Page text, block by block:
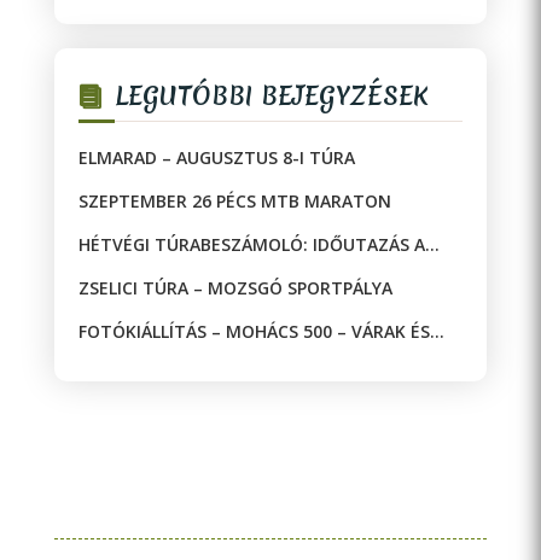
LEGUTÓBBI BEJEGYZÉSEK
ELMARAD – AUGUSZTUS 8-I TÚRA
SZEPTEMBER 26 PÉCS MTB MARATON
HÉTVÉGI TÚRABESZÁMOLÓ: IDŐUTAZÁS A
ZSELICI TÚRA – MOZSGÓ SPORTPÁLYA
FOTÓKIÁLLÍTÁS – MOHÁCS 500 – VÁRAK ÉS